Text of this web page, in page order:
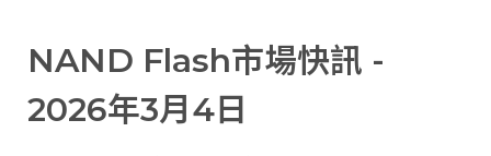
NAND Flash市場快訊 -
2026年3月4日